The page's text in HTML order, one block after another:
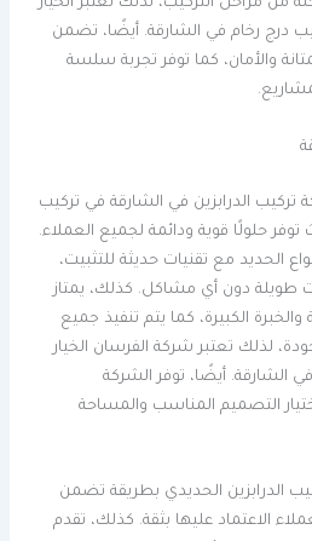
درج رخام في الشارقة. أيضًا، تضمن
والأمان، كما توفر تجربة سلسة
الدرابزين في الشارقة في تركيب
حلولًا قوية ودائمة لجميع العملاء.
الحديد مع تقنيات حديثة للتثبيت،
طويلة دون أي مشاكل. كذلك، يمتاز
والخبرة الكبيرة، كما يتم تنفيذ جميع
لذلك تعتبر شركة الفرسان الخيار
الشارقة. أيضًا، توفر الشركة
التصميم المناسب والمساحة
الدرابزين الحديدي بطريقة تضمن
الاعتماد عليها بثقة. كذلك، تقدم